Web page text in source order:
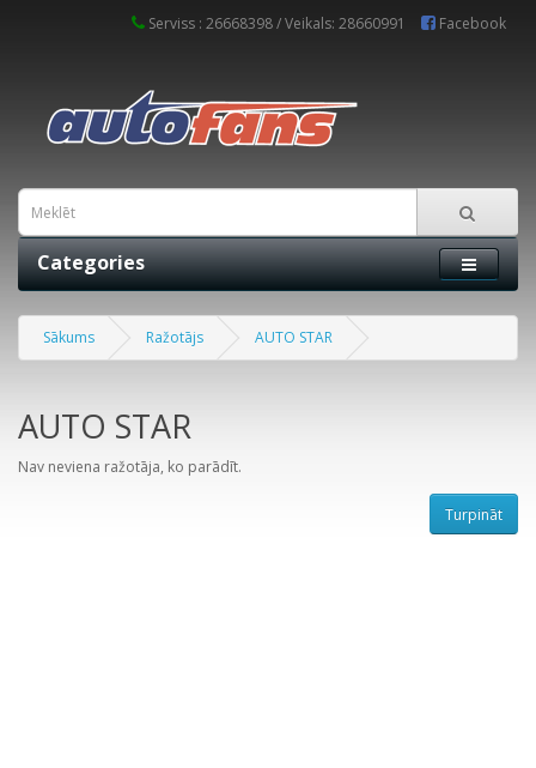
Serviss : 26668398 / Veikals: 28660991 Facebook
Categories
Sākums Ražotājs AUTO STAR
AUTO STAR
Nav neviena ražotāja, ko parādīt.
Turpināt